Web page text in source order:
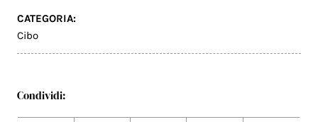
CATEGORIA:
Cibo
Condividi: